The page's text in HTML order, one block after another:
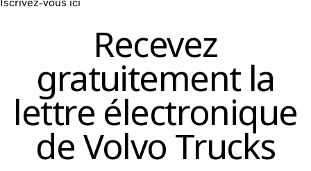
Recevez
gratuitement la
lettre électronique
de Volvo Trucks